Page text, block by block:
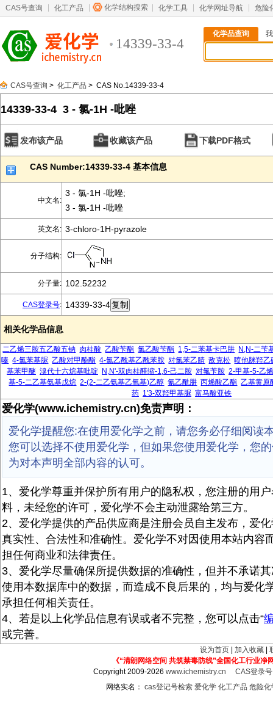
CAS号查询 化工产品 化学结构搜索 化学工具 化学网址导航 危险
14339-33-4
化学品查询
CAS号查询 > 化工产品 > CAS No.14339-33-4
14339-33-4 3 - 氯-1H -吡唑
发布该产品 收藏该产品 下载PDF格式
CAS Number:14339-33-4 基本信息
中文名:
3 - 氯-1H -吡唑;
3 - 氯-1H -吡唑
英文名: 3-chloro-1H-pyrazole
分子结构:
分子量: 102.52232
CAS登录号: 14339-33-4
相关化学品信息
二乙烯三胺五乙酸五钠 肉桂酸 乙酸苄酯 氯乙酸苄酯 1,5-二苯基卡巴肼 N,N-二苄
嗪 4-氯苯基脲 乙酸对甲酚酯 4-氯乙酰基乙酰苯胺 对氯苯乙腈 敌克松 喷他脒羟乙
基苯甲醚 溴代十六烷基吡啶 N,N'-双肉桂醛缩-1,6-己二胺 对氟苄胺 2-甲基-5-乙
基-5-二乙基氨基戊烷 2-(2-二乙氨基乙氧基)乙醇 氰乙酰肼 丙烯酸乙酯 乙基黄原
药 1'3-双羟甲基脲 富马酸亚铁
爱化学(www.ichemistry.cn)免责声明：
爱化学提醒您:在使用爱化学之前，请您务必仔细阅读
您可以选择不使用爱化学，但如果您使用爱化学，您
为对本声明全部内容的认可。
1、爱化学尊重并保护所有用户的隐私权，您注册的用
料，未经您的许可，爱化学不会主动泄露给第三方。
2、爱化学提供的产品供应商是注册会员自主发布，爱
真实性、合法性和准确性。爱化学不对因使用本站内容
担任何商业和法律责任。
3、爱化学尽量确保所提供数据的准确性，但并不承诺
使用本数据库中的数据，而造成不良后果的，均与爱化
承担任何相关责任。
4、若是以上化学品信息有误或者不完整，您可以点击“
或完善。
设为首页 加入收藏
《“清朗网络空间 共筑禁毒防线”全国化工行业净
Copyright 2009-2026www.ichemistry.cn
CAS登录
网络实名： cas登记号检索 爱化学 化工产品 危险化